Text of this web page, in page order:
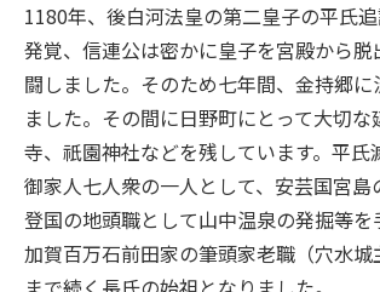
1180年、後白河法皇の第二皇子の平氏
発覚、信連公は密かに皇子を宮殿から脱
闘しました。そのため七年間、金持郷に
ました。その間に日野町にとって大切な
寺、祇園神社などを残しています。平氏
御家人七人衆の一人として、安芸国宮島
登国の地頭職として山中温泉の発掘等を
加賀百万石前田家の筆頭家老職（穴水